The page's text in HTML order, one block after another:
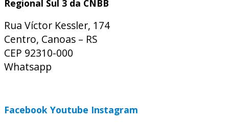
Regional Sul 3 da CNBB
Rua Víctor Kessler, 174
Centro, Canoas – RS
CEP 92310-000
Whatsapp
Facebook Youtube Instagram